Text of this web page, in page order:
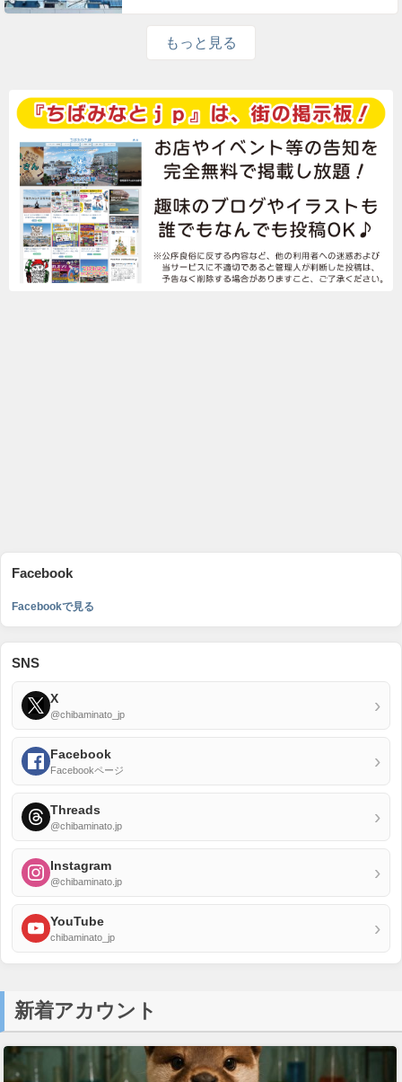
もっと見る
Facebook
Facebookで見る
SNS
X
@chibaminato_jp ›
Facebook
Facebookページ ›
Threads
@chibaminato.jp ›
Instagram
@chibaminato.jp ›
YouTube
chibaminato_jp ›
新着アカウント